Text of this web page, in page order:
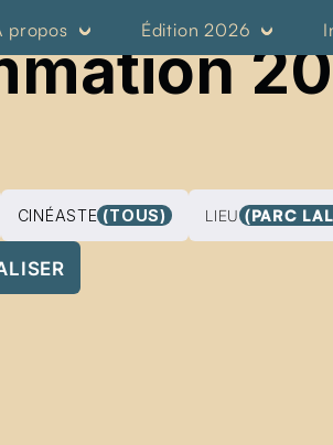
propos Édition 2026
CINÉASTE (TOUS) LIEU (PARC